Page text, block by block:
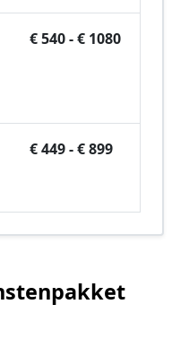
€ 540 - € 1080
€ 449 - € 899